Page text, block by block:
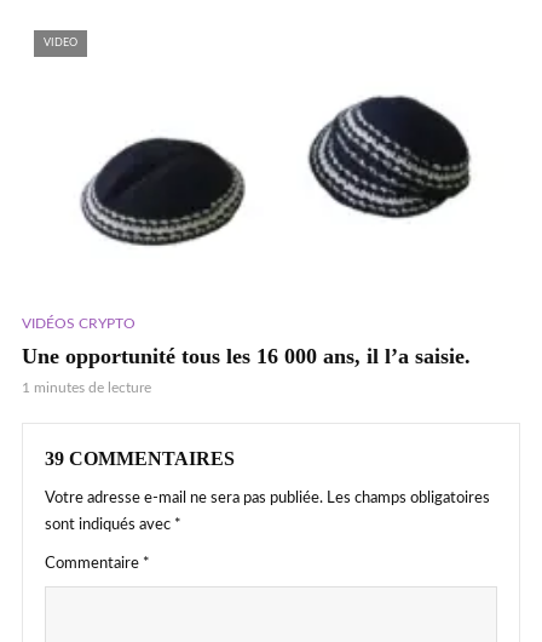
VIDEO
VIDÉOS CRYPTO
Une opportunité tous les 16 000 ans, il l’a saisie.
1 minutes de lecture
39 COMMENTAIRES
Votre adresse e-mail ne sera pas publiée. Les champs obligatoires
sont indiqués avec *
Commentaire *